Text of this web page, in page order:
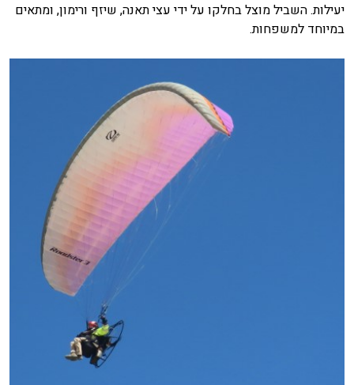
יעילות. השביל מוצל בחלקו על ידי עצי תאנה, שיזף ורימון, ומתאים
במיוחד למשפחות.